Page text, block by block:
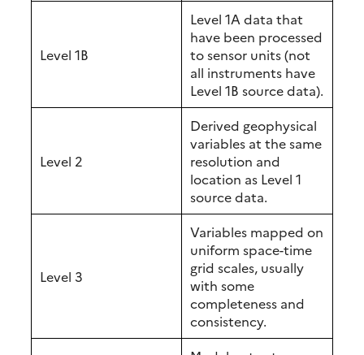
Level 1B
Level 1A data that
have been processed
to sensor units (not
all instruments have
Level 1B source data).
Level 2
Derived geophysical
variables at the same
resolution and
location as Level 1
source data.
Level 3
Variables mapped on
uniform space-time
grid scales, usually
with some
completeness and
consistency.